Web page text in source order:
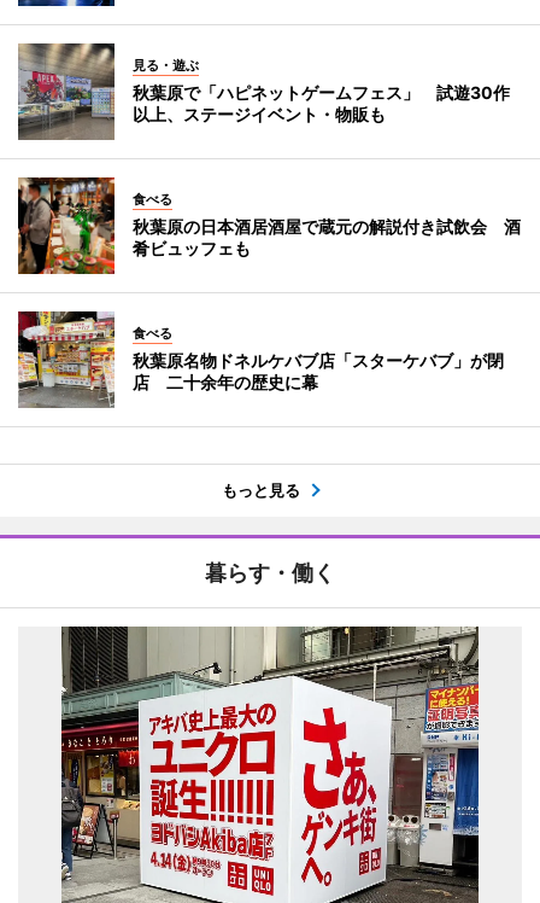
見る・遊ぶ
秋葉原で「ハピネットゲームフェス」 試遊30作
以上、ステージイベント・物販も
食べる
秋葉原の日本酒居酒屋で蔵元の解説付き試飲会 酒
肴ビュッフェも
食べる
秋葉原名物ドネルケバブ店「スターケバブ」が閉
店 二十余年の歴史に幕
もっと見る
暮らす・働く